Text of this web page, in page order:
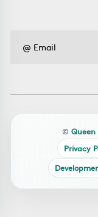
©
Privacy